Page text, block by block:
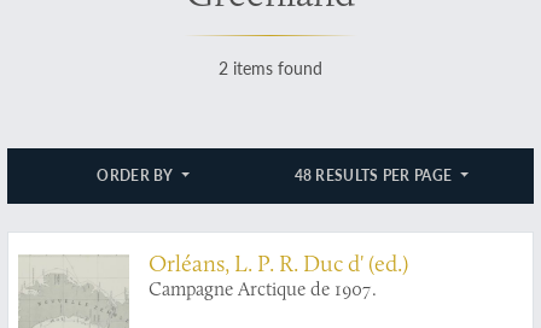
2 items found
ORDER BY 48 RESULTS PER PAGE
Orléans, L. P. R. Duc d' (ed.)
Campagne Arctique de 1907.